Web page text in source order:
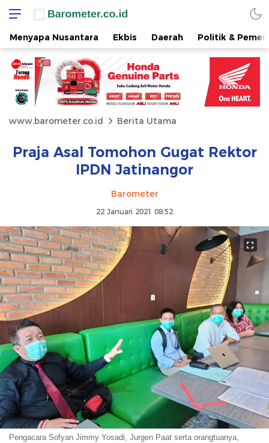
Menyapa Nusantara Ekbis Daerah Politik &
www.barometer.co.id Berita Utama
Praja Asal Tomohon Gugat Rektor
IPDN Jatinangor
Barometer
22 Januari 2021 08:52
Pengacara Sofyan Jimmy Yosadi, Jurgen Paat serta orangtuanya,